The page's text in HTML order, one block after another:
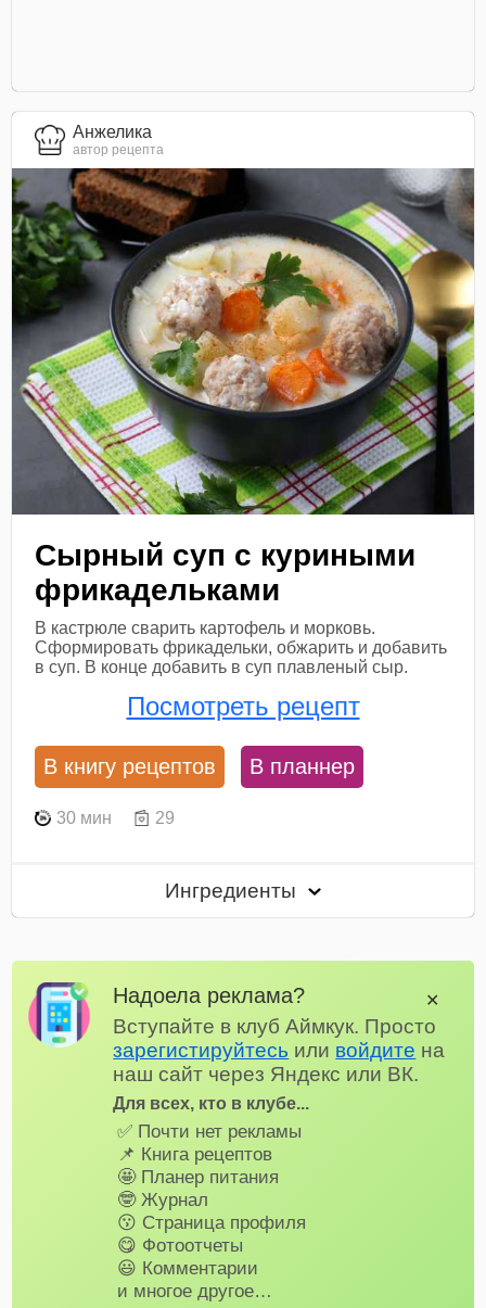
Анжелика
автор рецепта
Сырный суп с куриными
фрикадельками
В кастрюле сварить картофель и морковь.
Сформировать фрикадельки, обжарить и добавить
в суп. В конце добавить в суп плавленый сыр.
Посмотреть рецепт
В книгу рецептов В планнер
30 мин 29
Ингредиенты
Надоела реклама?
Вступайте в клуб Аймкук. Просто
зарегистируйтесь или войдите на
наш сайт через Яндекс или ВК.
Для всех, кто в клубе...
✅ Почти нет рекламы
📌 Книга рецептов
🤩 Планер питания
🤓 Журнал
😗 Страница профиля
😋 Фотоотчеты
😃 Комментарии
и многое другое…
✕